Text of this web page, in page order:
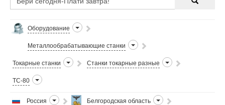
Оборудование
Металлообрабатывающие станки
Токарные станки Станки токарные разные
ТС-80
Россия Белгородская область